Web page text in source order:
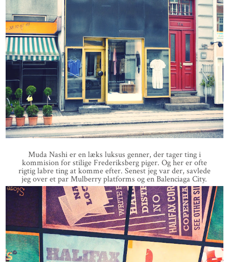
Muda Nashi er en læks luksus genner, der tager ting i
kommision for stilige Frederiksberg piger. Og her er ofte
rigtig labre ting at komme efter. Senest jeg var der, savlede
jeg over et par Mulberry platforms og en Balenciaga City.